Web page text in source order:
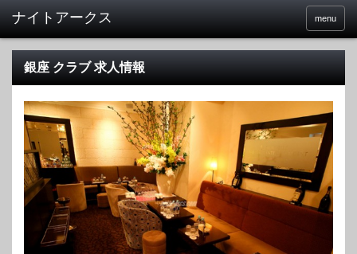
menu
銀座 クラブ 求人情報